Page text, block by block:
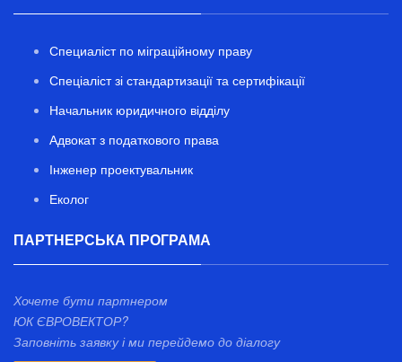
Специаліст по міграційному праву
Спеціаліст зі стандартизації та сертифікації
Начальник юридичного відділу
Адвокат з податкового права
Інженер проектувальник
Еколог
ПАРТНЕРСЬКА ПРОГРАМА
Хочете бути партнером
ЮК ЄВРОВЕКТОР?
Заповніть заявку і ми перейдемо до діалогу